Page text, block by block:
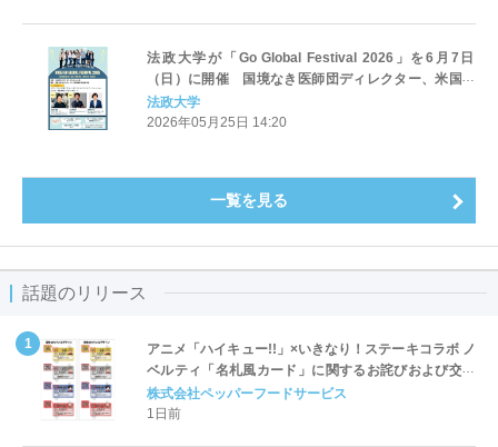
法政大学が「Go Global Festival 2026」を6月7日
（日）に開催 国境なき医師団ディレクター、米国起
業家、元NHK解説委員らが登壇
法政大学
2026年05月25日 14:20
一覧を見る
話題のリリース
アニメ「ハイキュー!!」×いきなり！ステーキコラボ ノ
ベルティ「名札風カード」に関するお詫びおよび交換
対応についてのご案内
株式会社ペッパーフードサービス
1日前